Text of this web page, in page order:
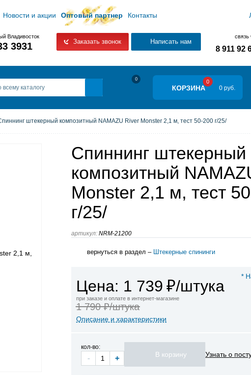
Новости и акции Оптовый партнер Контакты
Владивосток
3931 Заказать звонок Написать нам
связь
8 911 92
всему каталогу
0
КОРЗИНА
0
0 руб.
штекерный композитный NAMAZU River Monster 2,1 м, тест 50-200 г/25/
Спиннинг штекерный
композитный
Monster 2,1 м, тест
г/25/
артикул: NRM-21200
вернуться в раздел – Штекерные спининги
*
Цена: 1 739 ₽/штука
при заказе и оплате в интернет-магазине
1 790 ₽/штука
Описание и характеристики
кол-во:
- + Узнать о